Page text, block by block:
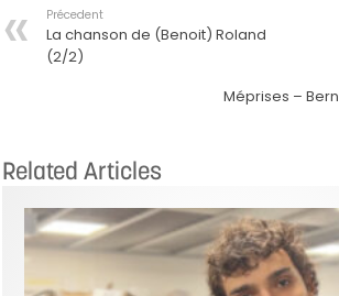
Précedent
La chanson de (Benoit) Roland
(2/2)
Méprises –
Related Articles